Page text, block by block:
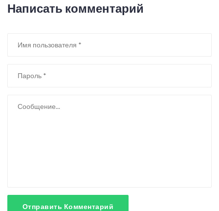
Написать комментарий
Отправить Комментарий